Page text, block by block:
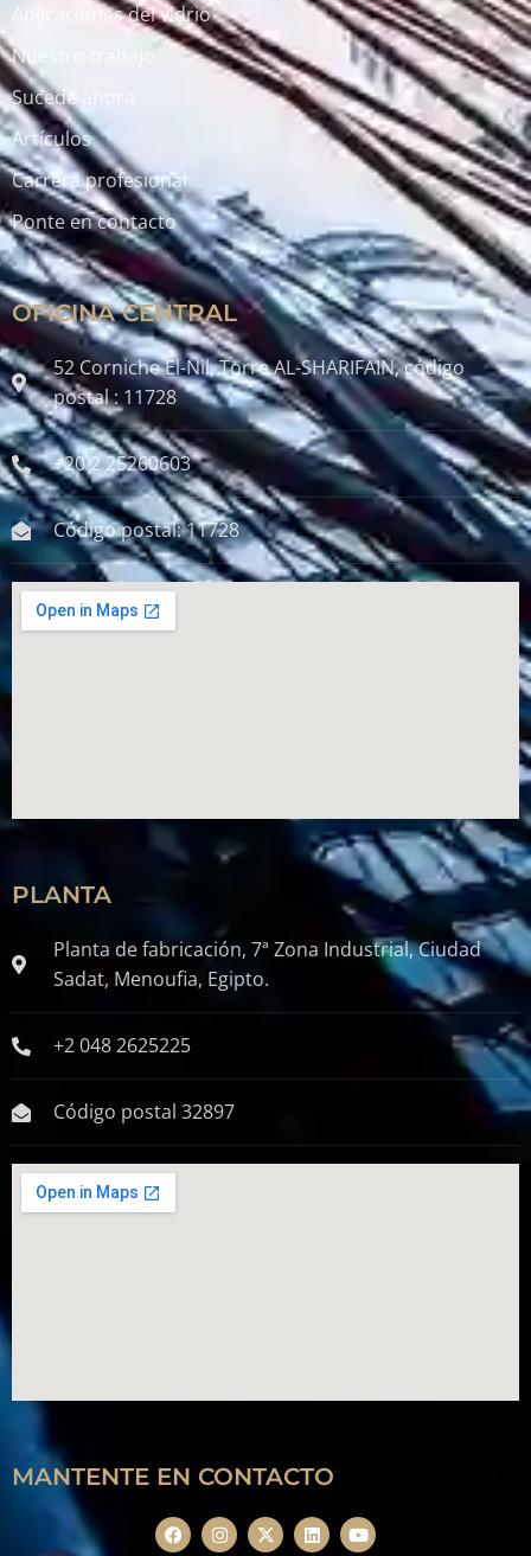
Aplicaciones del vidrio
Nuestro trabajo
Sucede ahora
Artículos
Carrera profesional
Ponte en contacto
OFICINA CENTRAL
52 Corniche El-Nil, Torre AL-SHARIFAIN, código
postal : 11728
+20 2 25260603
Código postal: 11728
PLANTA
Planta de fabricación, 7ª Zona Industrial, Ciudad
Sadat, Menoufia, Egipto.
+2 048 2625225
Código postal 32897
MANTENTE EN CONTACTO